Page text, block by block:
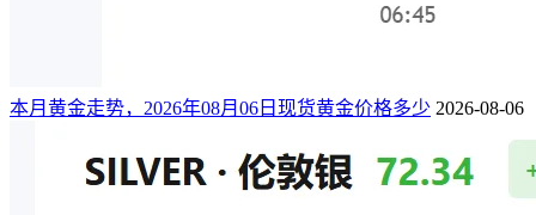
本月黄金走势，2026年08月06日现货黄金价格多少 2026-08-06